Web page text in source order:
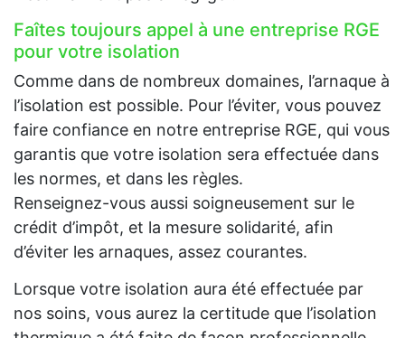
Faîtes toujours appel à une entreprise RGE
pour votre isolation
Comme dans de nombreux domaines, l’arnaque à
l’isolation est possible. Pour l’éviter, vous pouvez
faire confiance en notre entreprise RGE, qui vous
garantis que votre isolation sera effectuée dans
les normes, et dans les règles.
Renseignez-vous aussi soigneusement sur le
crédit d’impôt, et la mesure solidarité, afin
d’éviter les arnaques, assez courantes.
Lorsque votre isolation aura été effectuée par
nos soins, vous aurez la certitude que l’isolation